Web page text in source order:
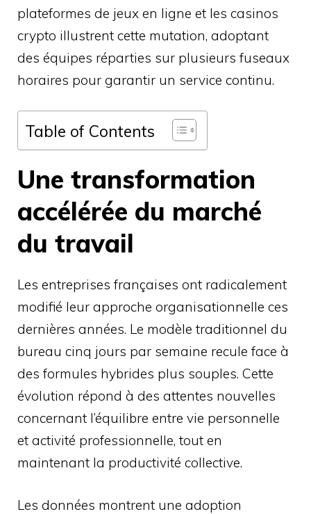
plateformes de jeux en ligne et les casinos
crypto illustrent cette mutation, adoptant
des équipes réparties sur plusieurs fuseaux
horaires pour garantir un service continu.
Table of Contents
Une transformation
accélérée du marché
du travail
Les entreprises françaises ont radicalement
modifié leur approche organisationnelle ces
dernières années. Le modèle traditionnel du
bureau cinq jours par semaine recule face à
des formules hybrides plus souples. Cette
évolution répond à des attentes nouvelles
concernant l’équilibre entre vie personnelle
et activité professionnelle, tout en
maintenant la productivité collective.
Les données montrent une adoption